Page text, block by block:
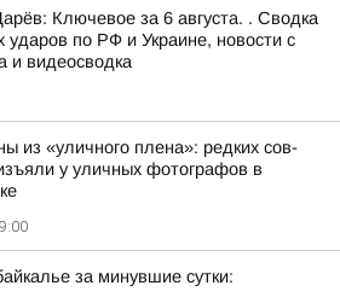
Ключевое за 6 августа. . Сводка
ударов по РФ и Украине, новости с
и видеосводка
из «уличного плена»: редких сов-
у уличных фотографов в
за минувшие сутки: